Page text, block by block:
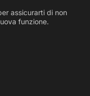
assicurarti di non
funzione.